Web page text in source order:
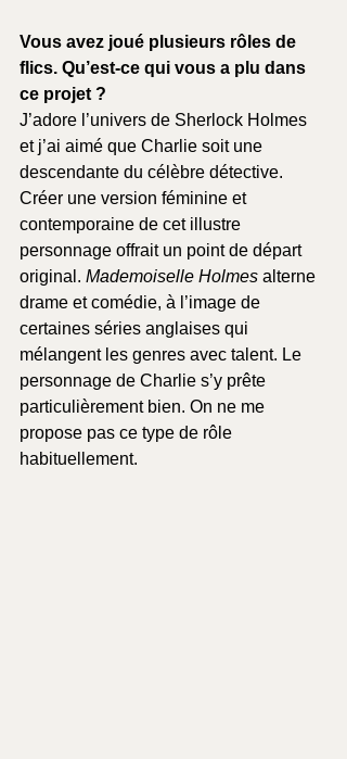
Vous avez joué plusieurs rôles de
flics. Qu’est-ce qui vous a plu dans
ce projet ?
J’adore l’univers de Sherlock Holmes
et j’ai aimé que Charlie soit une
descendante du célèbre détective.
Créer une version féminine et
contemporaine de cet illustre
personnage offrait un point de départ
original. Mademoiselle Holmes alterne
drame et comédie, à l’image de
certaines séries anglaises qui
mélangent les genres avec talent. Le
personnage de Charlie s’y prête
particulièrement bien. On ne me
propose pas ce type de rôle
habituellement.